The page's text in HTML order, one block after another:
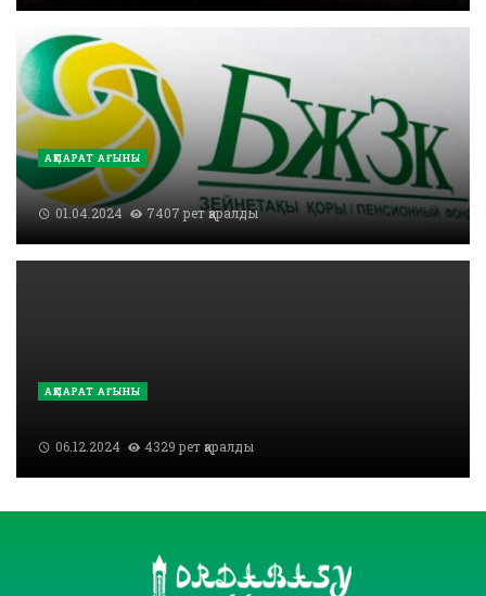
АҚПАРАТ АҒЫНЫ
01.04.2024 7407 рет қаралды
АҚПАРАТ АҒЫНЫ
06.12.2024 4329 рет қаралды